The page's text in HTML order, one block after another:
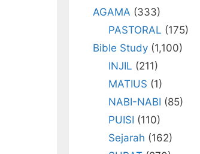
AGAMA (333)
PASTORAL (175)
Bible Study (1,100)
INJIL (211)
MATIUS (1)
NABI-NABI (85)
PUISI (110)
Sejarah (162)